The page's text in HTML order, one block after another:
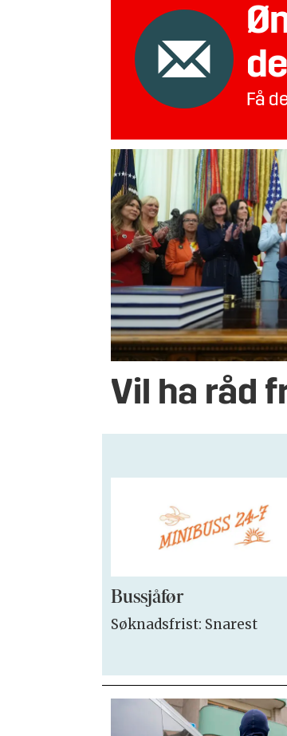
Få
Vil ha råd
Bussjåfør
Søknadsfrist: Snarest